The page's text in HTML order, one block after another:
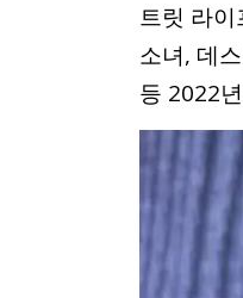
트릿 라
소녀, 데
등 2022